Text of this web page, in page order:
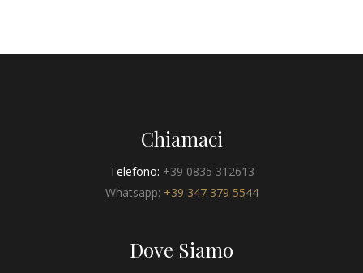
Chiamaci
Telefono: +39 0835 312613
Whatsapp: +39 347 379 5544
Dove Siamo